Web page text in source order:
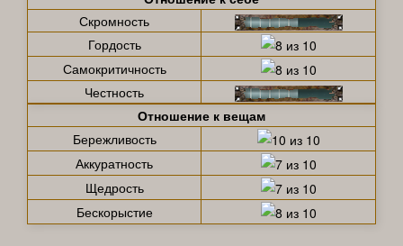
Скромность
Гордость
Самокритичность
Честность
Отношение к вещам
Бережливость
Аккуратность
Щедрость
Бескорыстие